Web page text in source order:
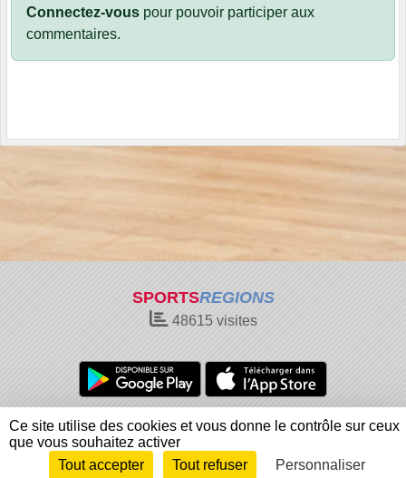
Connectez-vous pour pouvoir participer aux
commentaires.
SPORTSREGIONS
48615visites
Charte cookies
Gestion des cookies
Informations légales
Signaler un contenu inapproprié
Envie de participer ?
Connexion
Ce site utilise des cookies et vous donne le contrôle sur ceux
que vous souhaitez activer
Tout accepter
Tout refuser Personnaliser